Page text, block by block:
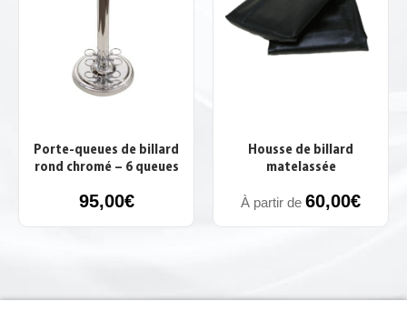
Porte-queues de billard
rond chromé – 6 queues
95,00€
Housse de billard
matelassée
À partir de 60,00€